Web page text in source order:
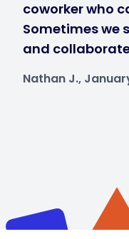
coworker who
Sometimes we
and
Nathan J.,